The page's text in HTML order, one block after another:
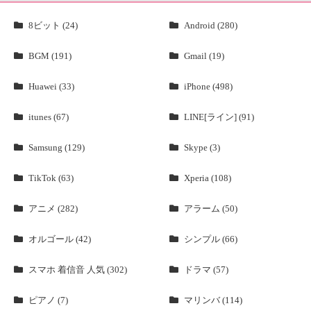
8ビット (24) Android (280)
BGM (191) Gmail (19)
Huawei (33) iPhone (498)
itunes (67) LINE[ライン] (91)
Samsung (129) Skype (3)
TikTok (63) Xperia (108)
アニメ (282) アラーム (50)
オルゴール (42) シンプル (66)
スマホ 着信音 人気 (302) ドラマ (57)
ピアノ (7) マリンバ (114)